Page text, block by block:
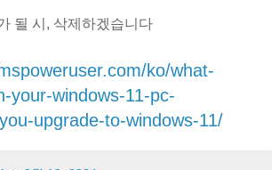
될 시, 삭제하겠습니다
ko/what-
your-windows-11-pc-
upgrade-to-windows-11/